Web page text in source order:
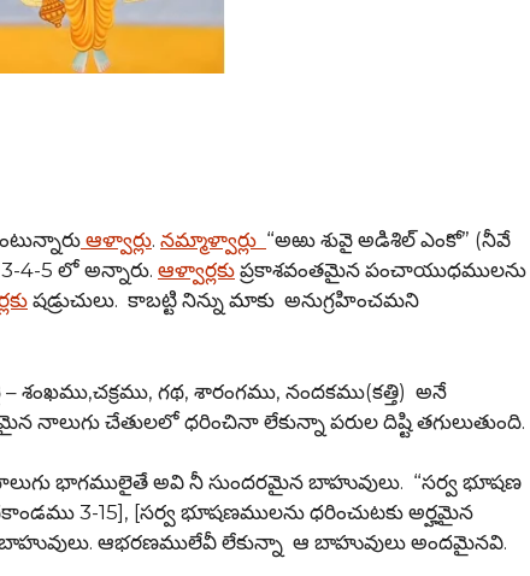
ఆళ్వార్లు. నమ్మాళ్వార్లు “అఱు శువై అడిశిల్ ఎంకో” (నీవే
4-5 లో అన్నారు. ఆళ్వార్లకు ప్రకాశవంతమైన పంచాయుధములను
షడ్రుచులు. కాబట్టి నిన్ను మాకు అనుగ్రహించమని
శంఖము,చక్రము, గథ, శారంగము, నందకము(కత్తి) అనే
నాలుగు చేతులలో ధరించినా లేకున్నా పరుల దిష్టి తగులుతుంది.
భాగములైతే అవి నీ సుందరమైన బాహువులు. “సర్వ భూషణ
3-15], [సర్వ భూషణములను ధరించుటకు అర్హమైన
ఆభరణములేవీ లేకున్నా ఆ బాహువులు అందమైనవి.